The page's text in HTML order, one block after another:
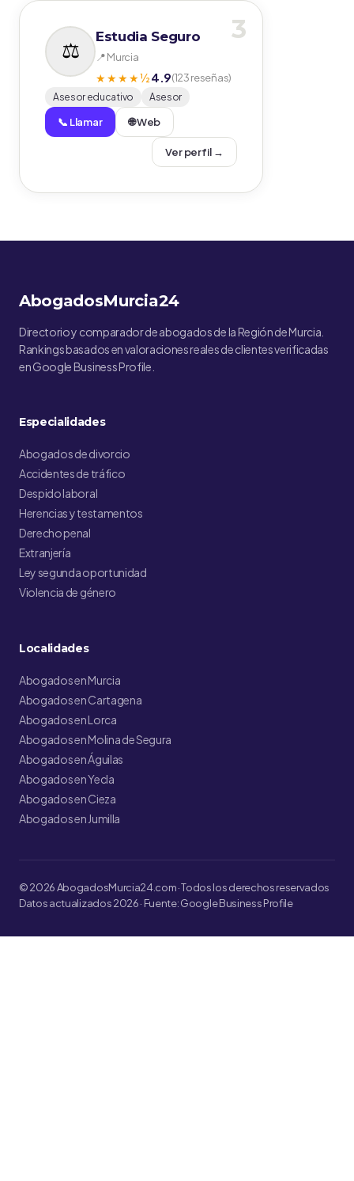
3
Estudia Seguro
📍 Murcia
★★★★½4.9(123 reseñas)
Asesor educativo Asesor
📞 Llamar 🌐 Web
Ver perfil →
AbogadosMurcia24
Directorio y comparador de abogados de la Región de Murcia.
Rankings basados en valoraciones reales de clientes verificadas
en Google Business Profile.
Especialidades
Abogados de divorcio
Accidentes de tráfico
Despido laboral
Herencias y testamentos
Derecho penal
Extranjería
Ley segunda oportunidad
Violencia de género
Localidades
Abogados en Murcia
Abogados en Cartagena
Abogados en Lorca
Abogados en Molina de Segura
Abogados en Águilas
Abogados en Yecla
Abogados en Cieza
Abogados en Jumilla
© 2026 AbogadosMurcia24.com · Todos los derechos reservados
Datos actualizados 2026 · Fuente: Google Business Profile